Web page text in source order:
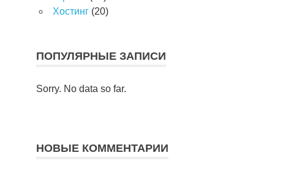
Хостинг (20)
ПОПУЛЯРНЫЕ ЗАПИСИ
Sorry. No data so far.
НОВЫЕ КОММЕНТАРИИ